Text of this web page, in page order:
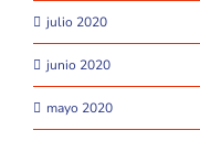
julio 2020
junio 2020
mayo 2020